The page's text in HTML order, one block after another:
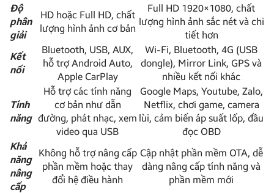
Độ
phân
giải
HD hoặc Full HD, chất
lượng hình ảnh cơ bản
Full HD 1920×1080, chất
lượng hình ảnh sắc nét và chi
tiết hơn
Kết
nối
Bluetooth, USB, AUX,
hỗ trợ Android Auto,
Apple CarPlay
Wi-Fi, Bluetooth, 4G (USB
dongle), Mirror Link, GPS và
nhiều kết nối khác
Tính
năng
Hỗ trợ các tính năng
cơ bản như dẫn
đường, phát nhạc, xem
video qua USB
Google Maps, Youtube, Zalo,
Netflix, chơi game, camera
lùi, cảm biến áp suất lốp, đầu
đọc OBD
Khả
năng
nâng
cấp
Không hỗ trợ nâng cấp
phần mềm hoặc thay
đổi hệ điều hành
Cập nhật phần mềm OTA, dễ
dàng nâng cấp tính năng và
phần mềm mới